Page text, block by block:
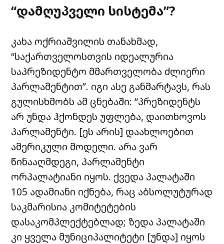
“დამღუპველი სისტემა”?
კახა ოქრიაშვილის თანახმად,
“საქართველოსთვის იდეალურია
საპრეზიდენტო მმართველობა ძლიერი
პარლამენტით”. იგი ასე განმარტავს, რას
გულისხმობს ამ ცნებაში: “პრეზიდენტს
არ უნდა ჰქონდეს უფლება, დაითხოვოს
პარლამენტი. [ეს არის] დაახლოებით
ამერიკული მოდელი. არა ვარ
წინააღმდეგი, პარლამენტი
ორპალატიანი იყოს. ქვედა პალატაში
105 ადამიანი იქნება, რაც აბსოლუტურად
საკმარისია კომიტეტების
დასაკომპლექტებლად; ზედა პალატაში
კი ყველა მუნიციპალიტეტი [უნდა] იყოს